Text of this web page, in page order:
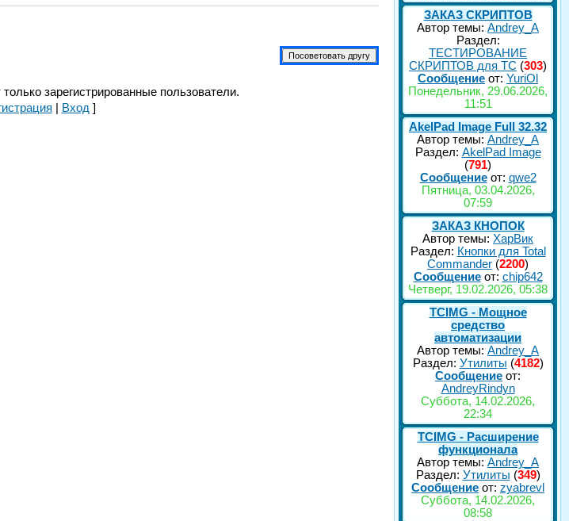
зарегистрированные пользователи.
Вход]
ЗАКАЗ СКРИПТОВ
Автор темы: Andrey_A
Раздел:
ТЕСТИРОВАНИЕ
СКРИПТОВ для TC (303)
Сообщение от: YuriOl
Понедельник, 29.06.2026,
11:51
AkelPad Image Full 32.32
Автор темы: Andrey_A
Раздел: AkelPad Image
(791)
Сообщениеот: qwe2
Пятница, 03.04.2026,
07:59
ЗАКАЗ КНОПОК
Автор темы: ХарВик
Раздел: Кнопки для Total
Commander (2200)
Сообщениеот: chip642
Четверг, 19.02.2026, 05:38
TCIMG - Мощное
средство
автоматизации
Автор темы: Andrey_A
Раздел: Утилиты (4182)
Сообщение от:
AndreyRindyn
Суббота, 14.02.2026,
22:34
TCIMG - Расширение
функционала
Автор темы: Andrey_A
Раздел: Утилиты (349)
Сообщение от: zyabrevl
Суббота, 14.02.2026,
08:58